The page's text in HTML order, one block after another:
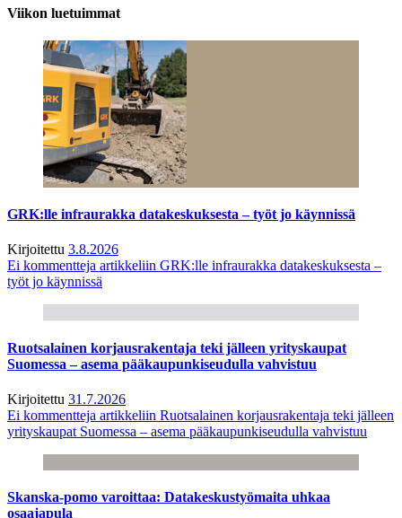
Viikon luetuimmat
GRK:lle infraurakka datakeskuksesta – työt jo käynnissä
Kirjoitettu 3.8.2026
Ei kommentteja artikkeliin GRK:lle infraurakka datakeskuksesta –
työt jo käynnissä
Ruotsalainen korjausrakentaja teki jälleen yrityskaupat
Suomessa – asema pääkaupunkiseudulla vahvistuu
Kirjoitettu 31.7.2026
Ei kommentteja artikkeliin Ruotsalainen korjausrakentaja teki jälleen
yrityskaupat Suomessa – asema pääkaupunkiseudulla vahvistuu
Skanska-pomo varoittaa: Datakeskustyömaita uhkaa
osaajapula